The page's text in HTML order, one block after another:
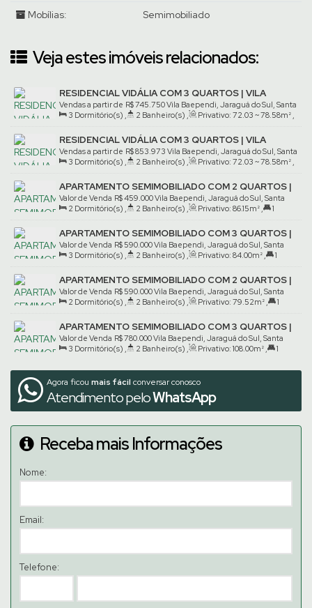
Mobílias: Semimobiliado
Veja estes imóveis relacionados:
RESIDENCIAL VIDÁLIA COM 3 QUARTOS | VILA
BAEPENDI
R$745.750
Vendas a partir de
Vila Baependi, Jaraguá do Sul, Santa
Catarina, Brasil
3 Dormitório(s) , 2 Banheiro(s) , Privativo: 72.03 ~ 78.58m² ,
RESIDENCIAL VIDÁLIA COM 3 QUARTOS | VILA
BAEPENDI
R$853.973
Vendas a partir de
Vila Baependi, Jaraguá do Sul, Santa
Catarina, Brasil
3 Dormitório(s) , 2 Banheiro(s) , Privativo: 72.03 ~ 78.58m² ,
APARTAMENTO SEMIMOBILIADO COM 2 QUARTOS |
VILA BAEPENDI
R$459.000
Valor de Venda
Vila Baependi, Jaraguá do Sul, Santa
Catarina, Brasil
2 Dormitório(s) , 2 Banheiro(s) , Privativo: 86.15m² ,
1
APARTAMENTO SEMIMOBILIADO COM 3 QUARTOS |
VILA BAEPENDI
R$ 590.000
Valor de Venda
Vila Baependi, Jaraguá do Sul, Santa
Catarina, Brasil
3 Dormitório(s) , 2 Banheiro(s) , Privativo: 84.00m² ,
1
APARTAMENTO SEMIMOBILIADO COM 2 QUARTOS |
VILA BAEPENDI
R$ 590.000
Valor de Venda
Vila Baependi, Jaraguá do Sul, Santa
Catarina, Brasil
2 Dormitório(s) , 2 Banheiro(s) , Privativo: 79.52m² ,
1
APARTAMENTO SEMIMOBILIADO COM 3 QUARTOS |
VILA BAEPENDI
R$780.000
Valor de Venda
Vila Baependi, Jaraguá do Sul, Santa
Catarina, Brasil
3 Dormitório(s) , 2 Banheiro(s) , Privativo: 108.00m² ,
1
Agora ficou mais fácil conversar conosco
Atendimento peloWhatsApp
Receba mais Informações
Nome:
Email:
Telefone: